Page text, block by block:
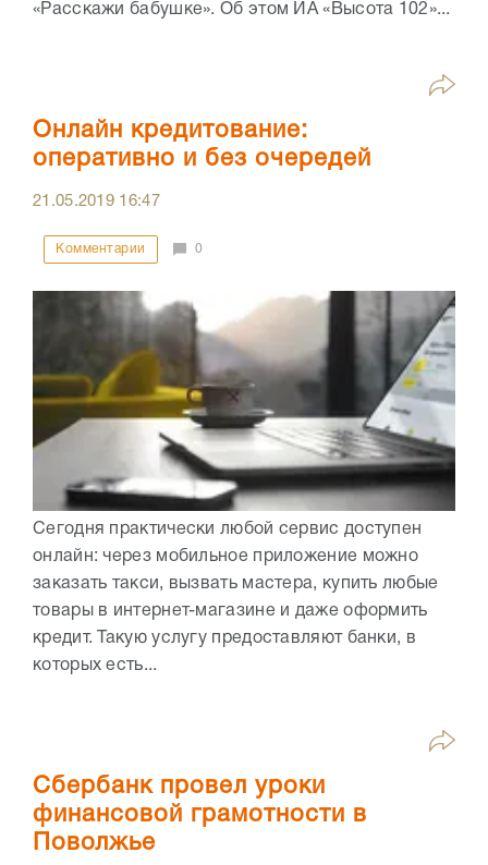
«Расскажи бабушке». Об этом ИА «Высота 102»...
Онлайн кредитование:
оперативно и без очередей
21.05.2019 16:47
Комментарии 0
Сегодня практически любой сервис доступен
онлайн: через мобильное приложение можно
заказать такси, вызвать мастера, купить любые
товары в интернет-магазине и даже оформить
кредит. Такую услугу предоставляют банки, в
которых есть...
Сбербанк провел уроки
финансовой грамотности в
Поволжье